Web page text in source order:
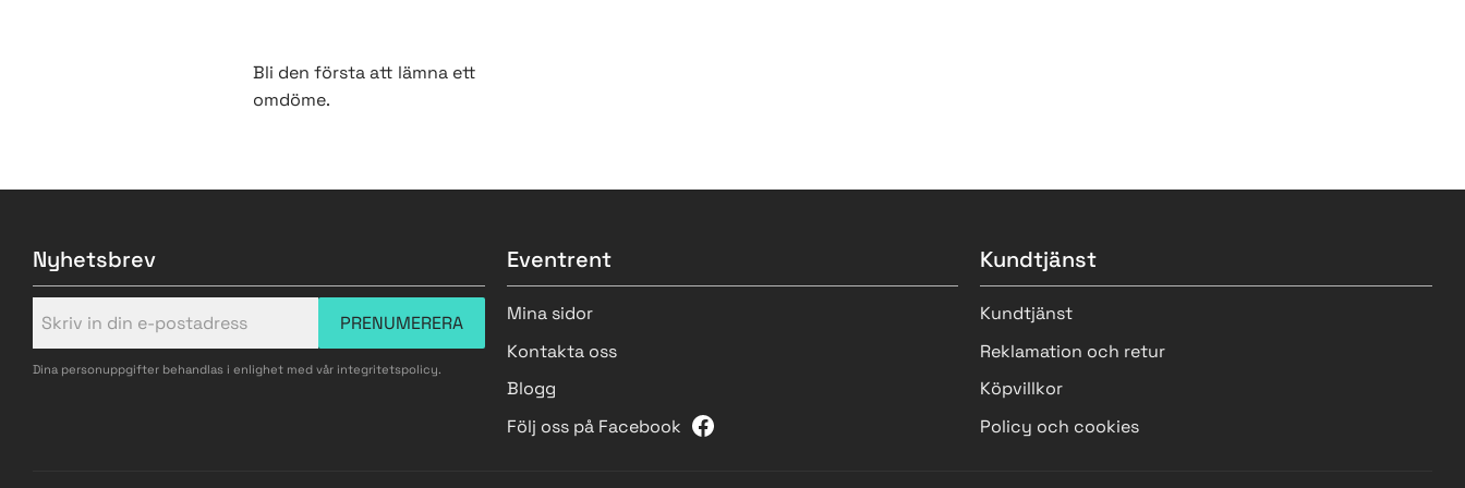
Bli den första att lämna ett
omdöme.
Nyhetsbrev
PRENUMERERA
Dina personuppgifter behandlas i enlighet med vår integritetspolicy.
Eventrent
Mina sidor
Kontakta oss
Blogg
Följ oss på Facebook
Kundtjänst
Kundtjänst
Reklamation och retur
Köpvillkor
Policy och cookies